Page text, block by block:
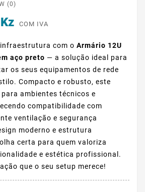
(0)
COM IVA
com o Armário 12U
aço preto — a solução ideal para
os seus equipamentos de rede
Compacto e robusto, este
ambientes técnicos e
compatibilidade com
ventilação e segurança
moderno e estrutura
certa para quem valoriza
e estética profissional.
que o seu setup merece!